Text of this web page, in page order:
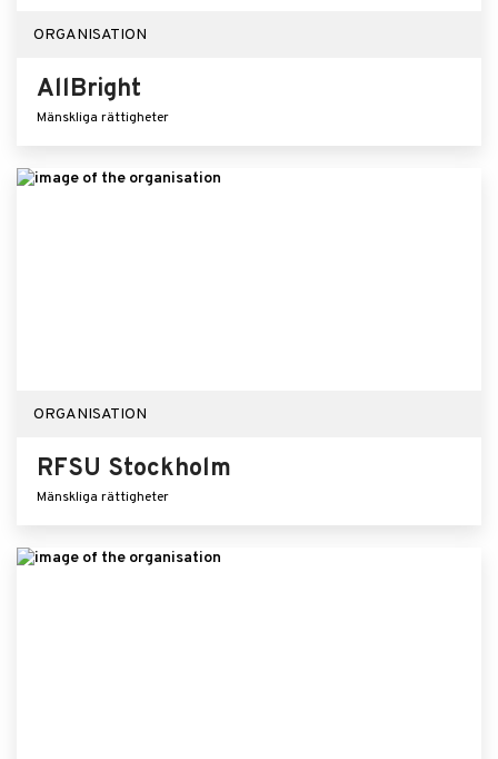
ORGANISATION
AllBright
Mänskliga rättigheter
ORGANISATION
RFSU Stockholm
Mänskliga rättigheter